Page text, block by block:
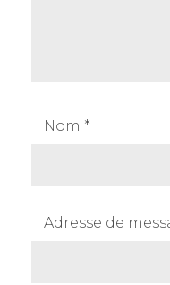
Nom *
Adresse de